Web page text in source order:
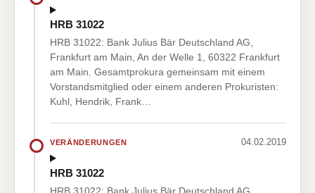
HRB 31022
HRB 31022: Bank Julius Bär Deutschland AG,
Frankfurt am Main, An der Welle 1, 60322 Frankfurt
am Main. Gesamtprokura gemeinsam mit einem
Vorstandsmitglied oder einem anderen Prokuristen:
Kuhl, Hendrik, Frank…
VERÄNDERUNGEN 04.02.2019
HRB 31022